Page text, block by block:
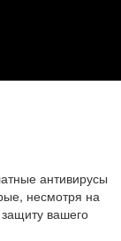
антивирусы
несмотря на
вашего